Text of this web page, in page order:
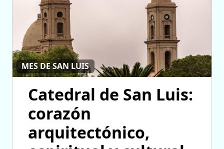
MES DE SAN LUIS
Catedral de San Luis:
corazón
arquitectónico,